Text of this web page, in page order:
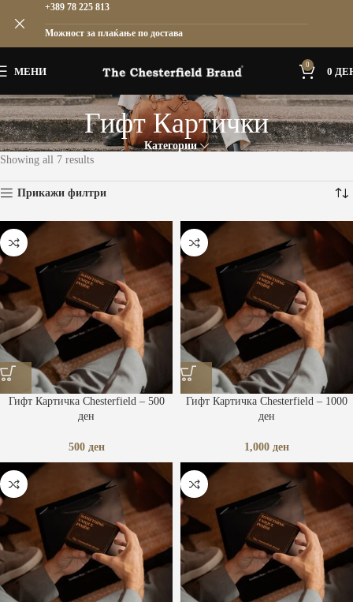
МЕНИ
0
0
Гифт Картички
Категории
Showing all 7 results
Прикажи филтри
Гифт Картичка Chesterfield – 500
ден
500 ден
Гифт Картичка Chesterfield – 1000
ден
1,000 ден
+389 78 225 813
Можност за плаќање по достава